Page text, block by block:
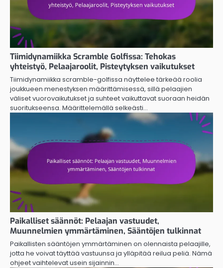
Tiimidynamiikka Scramble Golfissa: Tehokas
yhteistyö, Pelaajaroolit, Pisteytyksen vaikutukset
Tiimidynamiikka scramble-golfissa näyttelee tärkeää roolia
joukkueen menestyksen määrittämisessä, sillä pelaajien
väliset vuorovaikutukset ja suhteet vaikuttavat suoraan heidän
suoritukseensa. Määrittelemällä selkeästi…
Paikalliset säännöt: Pelaajan vastuudet,
Muunnelmien ymmärtäminen, Sääntöjen tulkinnat
Paikallisten sääntöjen ymmärtäminen on olennaista pelaajille,
jotta he voivat täyttää vastuunsa ja ylläpitää reilua peliä. Nämä
ohjeet vaihtelevat usein sijainnin…